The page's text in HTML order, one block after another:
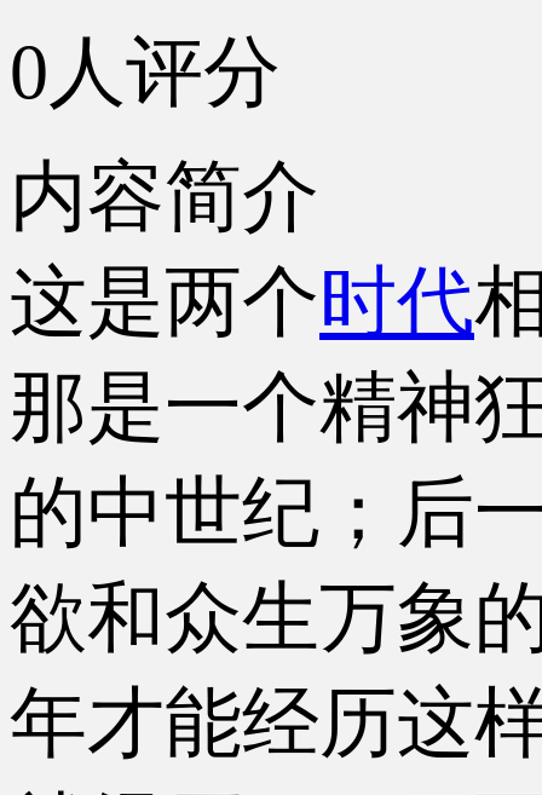
0人评分
内容简介
这是两个时代
那是一个精神
的中世纪；后
欲和众生万象
年才能经历这